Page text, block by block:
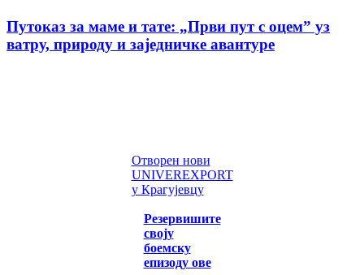
Путоказ за маме и тате: „Први пут с оцемˮ уз
ватру, природу и заједничке авантуре
Отворен нови
UNIVEREXPORT
у Крагујевцу
Резервишите
своју
боемску
епизоду ове